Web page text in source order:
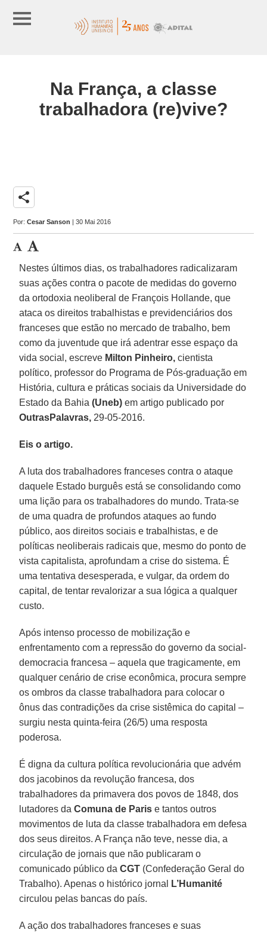
Na França, a classe
trabalhadora (re)vive?
share
Por:Cesar Sanson | 30 Mai 2016
Nestes últimos dias, os trabalhadores radicalizaram
suas ações contra o pacote de medidas do governo
da ortodoxia neoliberal de François Hollande, que
ataca os direitos trabalhistas e previdenciários dos
franceses que estão no mercado de trabalho, bem
como da juventude que irá adentrar esse espaço da
vida social, escreve Milton Pinheiro, cientista
político, professor do Programa de Pós-graduação em
História, cultura e práticas sociais da Universidade do
Estado da Bahia(Uneb) em artigo publicado por
OutrasPalavras, 29-05-2016.
Eis o artigo.
A luta dos trabalhadores franceses contra o ataque
daquele Estado burguês está se consolidando como
uma lição para os trabalhadores do mundo. Trata-se
de uma quadra de profundos ataques ao fundo
público, aos direitos sociais e trabalhistas, e de
políticas neoliberais radicais que, mesmo do ponto de
vista capitalista, aprofundam a crise do sistema. É
uma tentativa desesperada, e vulgar, da ordem do
capital, de tentar revalorizar a sua lógica a qualquer
custo.
Após intenso processo de mobilização e
enfrentamento com a repressão do governo da social-
democracia francesa – aquela que tragicamente, em
qualquer cenário de crise econômica, procura sempre
os ombros da classe trabalhadora para colocar o
ônus das contradições da crise sistêmica do capital –
surgiu nesta quinta-feira (26/5) uma resposta
poderosa.
É digna da cultura política revolucionária que advém
dos jacobinos da revolução francesa, dos
trabalhadores da primavera dos povos de 1848, dos
lutadores daComuna de Paris e tantos outros
movimentos de luta da classe trabalhadora em defesa
dos seus direitos. A França não teve, nesse dia, a
circulação de jornais que não publicaram o
comunicado público daCGT (Confederação Geral do
Trabalho). Apenas o histórico jornal
L’Humanité
circulou pelas bancas do país.
A ação dos trabalhadores franceses e suas